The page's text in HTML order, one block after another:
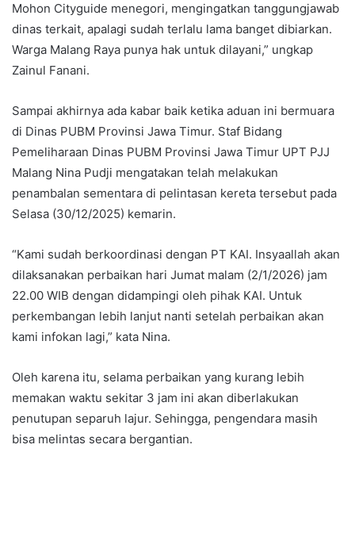
Mohon Cityguide menegori, mengingatkan tanggungjawab
dinas terkait, apalagi sudah terlalu lama banget dibiarkan.
Warga Malang Raya punya hak untuk dilayani,” ungkap
Zainul Fanani.
Sampai akhirnya ada kabar baik ketika aduan ini bermuara
di Dinas PUBM Provinsi Jawa Timur. Staf Bidang
Pemeliharaan Dinas PUBM Provinsi Jawa Timur UPT PJJ
Malang Nina Pudji mengatakan telah melakukan
penambalan sementara di pelintasan kereta tersebut pada
Selasa (30/12/2025) kemarin.
“Kami sudah berkoordinasi dengan PT KAI. Insyaallah akan
dilaksanakan perbaikan hari Jumat malam (2/1/2026) jam
22.00 WIB dengan didampingi oleh pihak KAI. Untuk
perkembangan lebih lanjut nanti setelah perbaikan akan
kami infokan lagi,” kata Nina.
Oleh karena itu, selama perbaikan yang kurang lebih
memakan waktu sekitar 3 jam ini akan diberlakukan
penutupan separuh lajur. Sehingga, pengendara masih
bisa melintas secara bergantian.